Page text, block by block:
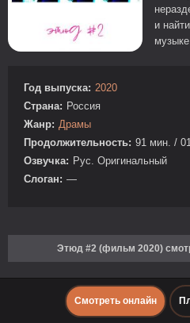
и
Год выпуска: 2020
Страна: Россия
Жанр: Драмы
Продолжительность: 91 мин. /
Озвучка: Рус. Оригинальный
Слоган: —
Этюд #2 (фильм 2020)
Смотреть онлайн